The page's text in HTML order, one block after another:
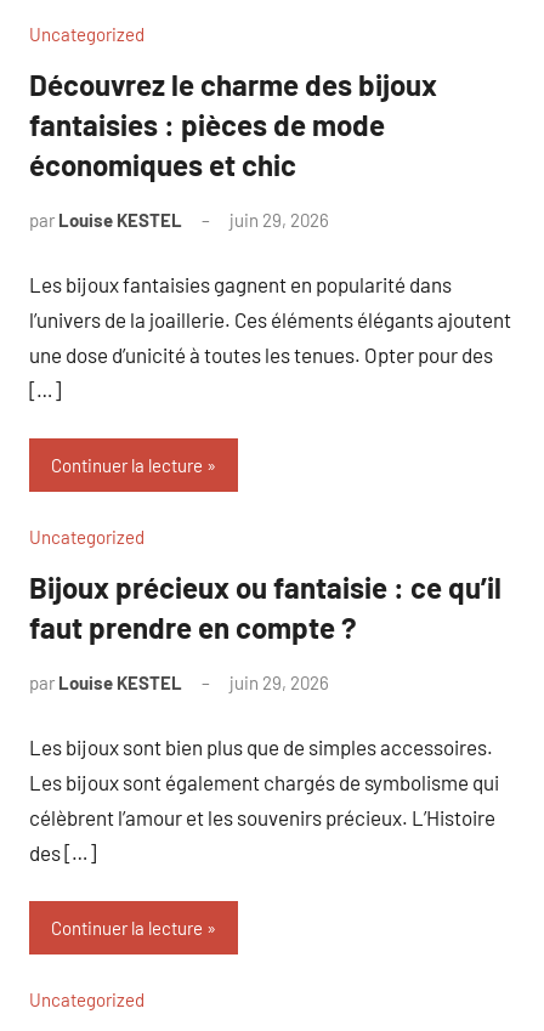
Uncategorized
Découvrez le charme des bijoux
fantaisies : pièces de mode
économiques et chic
par Louise KESTEL juin 29, 2026
Les bijoux fantaisies gagnent en popularité dans
l’univers de la joaillerie. Ces éléments élégants ajoutent
une dose d’unicité à toutes les tenues. Opter pour des
[…]
Continuer la lecture
Uncategorized
Bijoux précieux ou fantaisie : ce qu’il
faut prendre en compte ?
par Louise KESTEL juin 29, 2026
Les bijoux sont bien plus que de simples accessoires.
Les bijoux sont également chargés de symbolisme qui
célèbrent l’amour et les souvenirs précieux. L’Histoire
des […]
Continuer la lecture
Uncategorized